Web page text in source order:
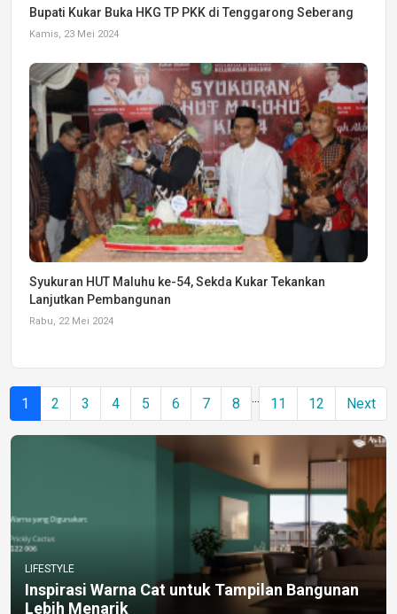
Bupati Kukar Buka HKG TP PKK di Tenggarong Seberang
Kamis, 23 Mei 2024
Syukuran HUT Maluhu ke-54, Sekda Kukar Tekankan
Lanjutkan Pembangunan
Rabu, 22 Mei 2024
1 2 3 4 5 6 7 8 ... 11 12 Next
LIFESTYLE
Inspirasi Warna Cat untuk Tampilan Bangunan
Lebih Menarik